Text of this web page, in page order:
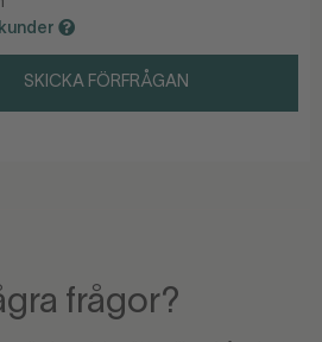
SKICKA FÖRFRÅGAN
frågor?